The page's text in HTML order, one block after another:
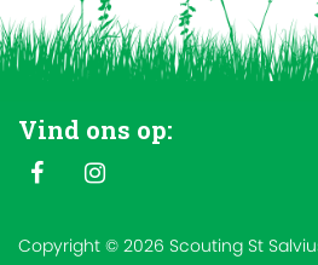
Vind ons op:
Copyright © 2026 Scouting St